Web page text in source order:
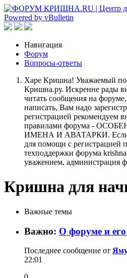
Навигация
Форум
Вопросы-ответы
Харе Кришна! Уважаемый
Кришна.ру. Искренне рады
читать сообщения на
написать, Вам надо
регистрацией рекомендуем
правилами форума -
ИМЕНА И АВАТАРКИ. Если
для помощи с регистрацией
техподдержки форума
уважением, администрация
Кришна для
Важные темы
Важно: О форуме и его
Последнее сообщение от
22:01